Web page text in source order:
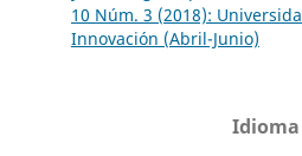
10 Núm. 3 (2018):
Innovación (Abril-Junio)
Idioma